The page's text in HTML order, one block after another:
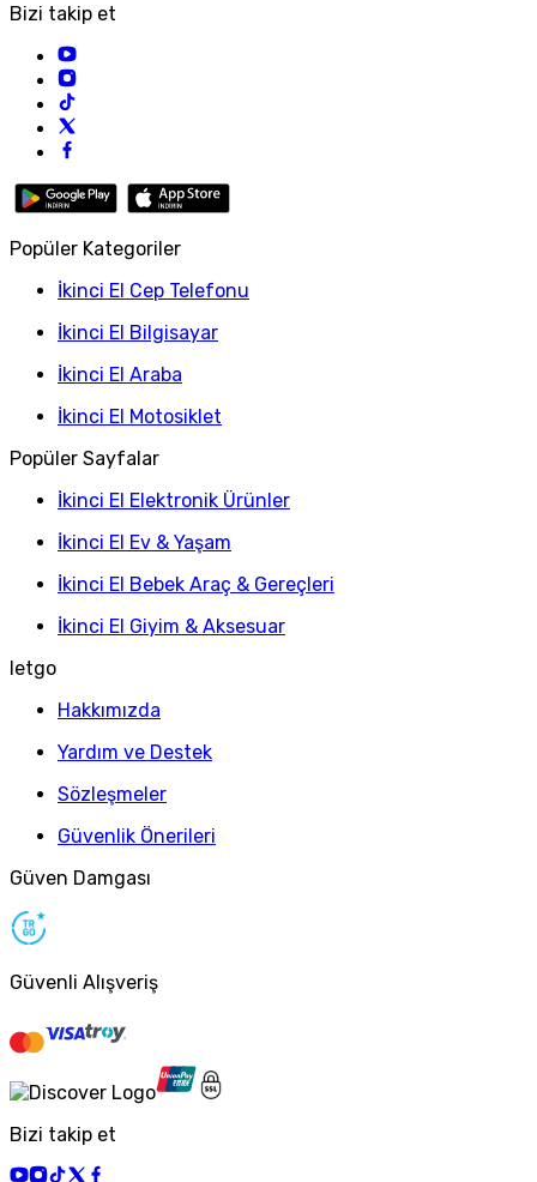
Bizi takip et
Popüler Kategoriler
İkinci El Cep Telefonu
İkinci El Bilgisayar
İkinci El Araba
İkinci El Motosiklet
Popüler Sayfalar
İkinci El Elektronik Ürünler
İkinci El Ev & Yaşam
İkinci El Bebek Araç & Gereçleri
İkinci El Giyim & Aksesuar
letgo
Hakkımızda
Yardım ve Destek
Sözleşmeler
Güvenlik Önerileri
Güven Damgası
Güvenli Alışveriş
Bizi takip et